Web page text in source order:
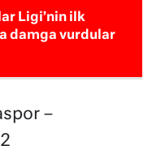
Ligi’nin ilk
damga vurdular
–